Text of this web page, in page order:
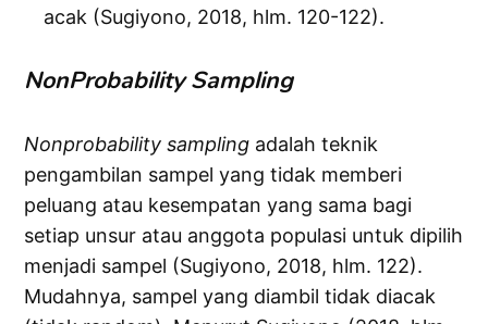
acak (Sugiyono, 2018, hlm. 120-122).
NonProbability Sampling
Nonprobability sampling adalah teknik
pengambilan sampel yang tidak memberi
peluang atau kesempatan yang sama bagi
setiap unsur atau anggota populasi untuk dipilih
menjadi sampel (Sugiyono, 2018, hlm. 122).
Mudahnya, sampel yang diambil tidak diacak